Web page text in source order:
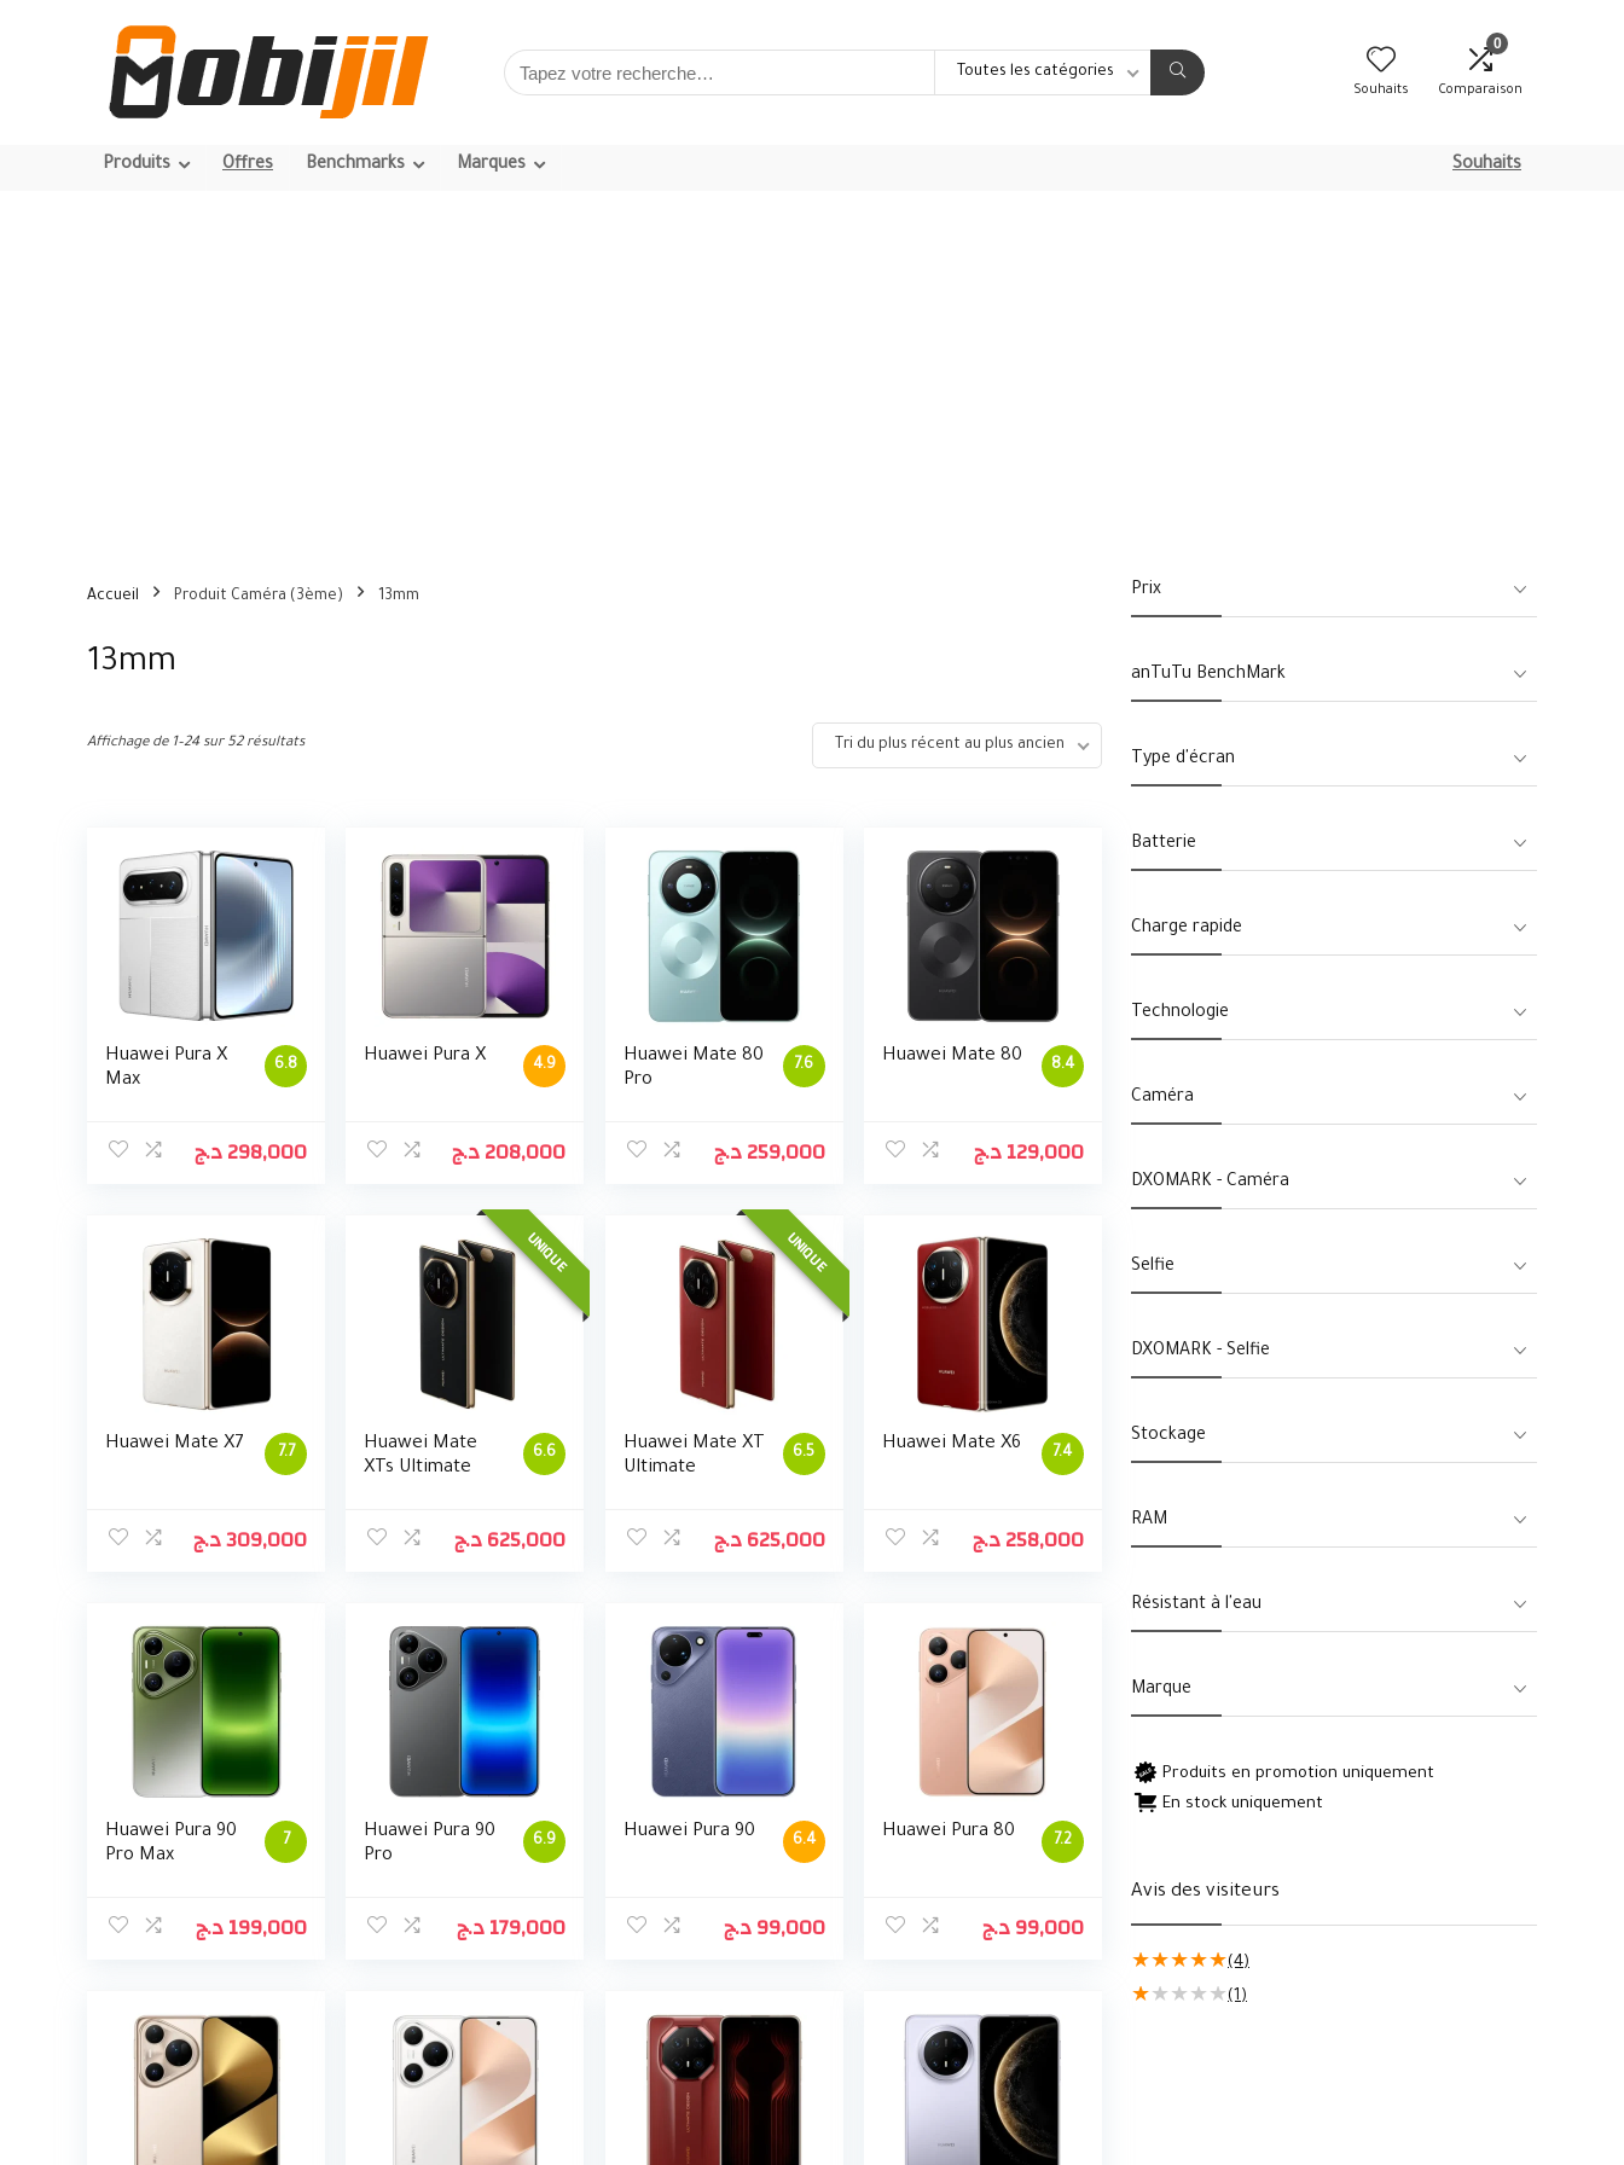
Toutes les catégories
Souhaits
0
Comparaison
Produits Offres Benchmarks Marques Souhaits
Accueil Produit Caméra (3ème) 13mm
13mm
Affichage de 1–24 sur 52 résultats Tri du plus récent au plus ancien
6.8
Huawei Pura X
Max
298,000د.ج
4.9
Huawei Pura X
208,000د.ج
7.6
Huawei Mate 80
Pro
259,000د.ج
8.4
Huawei Mate 80
129,000د.ج
7.7
Huawei Mate X7
309,000د.ج
UNIQUE
6.6
Huawei Mate
XTs Ultimate
625,000د.ج
UNIQUE
6.5
Huawei Mate XT
Ultimate
625,000د.ج
7.4
Huawei Mate X6
258,000د.ج
7
Huawei Pura 90
Pro Max
199,000د.ج
6.9
Huawei Pura 90
Pro
179,000د.ج
6.4
Huawei Pura 90
99,000د.ج
7.2
Huawei Pura 80
99,000د.ج
Prix
anTuTu BenchMark
Type d'écran
Batterie
Charge rapide
Technologie
Caméra
DXOMARK - Caméra
Selfie
DXOMARK - Selfie
Stockage
RAM
Résistant à l'eau
Marque
Produits en promotion uniquement
En stock uniquement
Avis des visiteurs
★★★★★(4)
★★ ★ ★ ★ (1)